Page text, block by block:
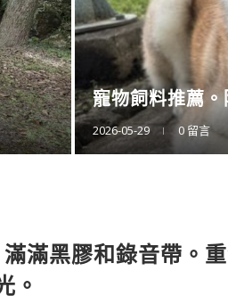
衛浴還是讓專
2025-11-10 0 留言
滿黑膠和錄音帶。
。